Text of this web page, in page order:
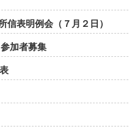
表明例会（７月２日）
加者募集